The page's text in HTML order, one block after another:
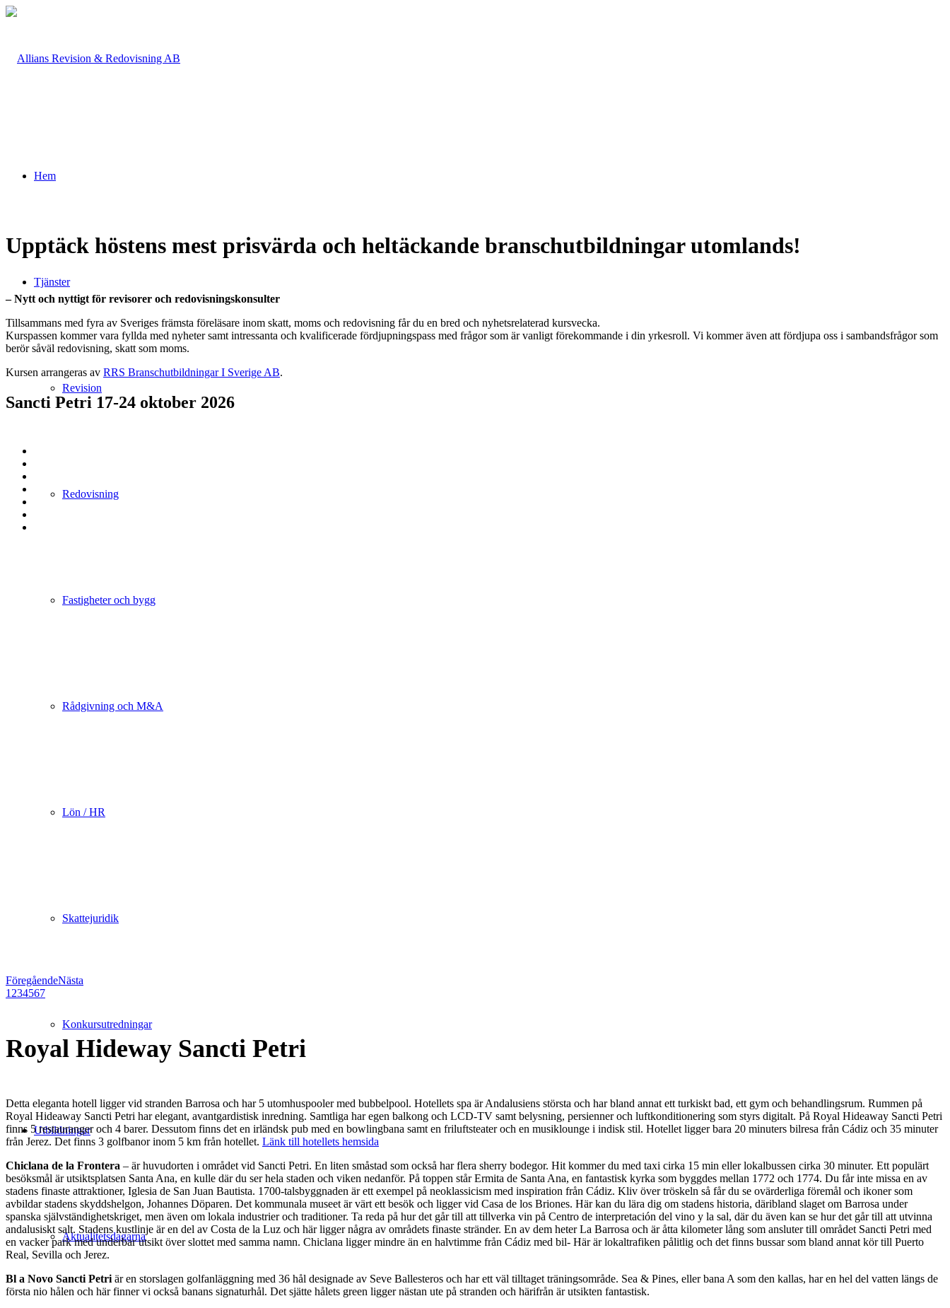
Hem
Tjänster
Revision
Redovisning
Fastigheter och bygg
Rådgivning och M&A
Lön / HR
Skattejuridik
Konkursutredningar
Utbildningar
Aktualitetsdagarna
Upptäck höstens mest prisvärda och heltäckande branschutbildningar utomlands!
– Nytt och nyttigt för revisorer och redovisningskonsulter
Tillsammans med fyra av Sveriges främsta föreläsare inom skatt, moms och redovisning får du en bred och nyhetsrelaterad kursvecka.
Kurspassen kommer vara fyllda med nyheter samt intressanta och kvalificerade fördjupningspass med frågor som är vanligt förekommande i din yrkesroll. Vi kommer även att fördjupa oss i sambandsfrågor som
berör såväl redovisning, skatt som moms.
Kursen arrangeras av RRS BranschutbildningarI Sverige AB.
Sancti Petri 17-24 oktober 2026
FöregåendeNästa
1 234567
Royal Hideway Sancti Petri
Detta eleganta hotell ligger vid stranden Barrosa och har 5 utomhuspooler med bubbelpool. Hotellets spa är Andalusiens största och har bland annat ett turkiskt bad, ett gym och behandlingsrum. Rummen på
Royal Hideaway Sancti Petri har elegant, avantgardistisk inredning. Samtliga har egen balkong och LCD-TV samt belysning, persienner och luftkonditionering som styrs digitalt. På Royal Hideaway Sancti Petri
finns 5 restauranger och 4 barer. Dessutom finns det en irländsk pub med en bowlingbana samt en friluftsteater och en musiklounge i indisk stil. Hotellet ligger bara 20 minuters bilresa från Cádiz och 35 minuter
från Jerez. Det finns 3 golfbanor inom 5 km från hotellet. Länk till hotellets hemsida
Chiclana de la Frontera – är huvudorten i området vid Sancti Petri. En liten småstad som också har flera sherry bodegor. Hit kommer du med taxi cirka 15 min eller lokalbussen cirka 30 minuter. Ett populärt
besöksmål är utsiktsplatsen Santa Ana, en kulle där du ser hela staden och viken nedanför. På toppen står Ermita de Santa Ana, en fantastisk kyrka som byggdes mellan 1772 och 1774. Du får inte missa en av
stadens finaste attraktioner, Iglesia de San Juan Bautista. 1700-talsbyggnaden är ett exempel på neoklassicism med inspiration från Cádiz. Kliv över tröskeln så får du se ovärderliga föremål och ikoner som
avbildar stadens skyddshelgon, Johannes Döparen. Det kommunala museet är värt ett besök och ligger vid Casa de los Briones. Här kan du lära dig om stadens historia, däribland slaget om Barrosa under
spanska självständighetskriget, men även om lokala industrier och traditioner. Ta reda på hur det går till att tillverka vin på Centro de interpretación del vino y la sal, där du även kan se hur det går till att utvinna
andalusiskt salt. Stadens kustlinje är en del av Costa de la Luz och här ligger några av områdets finaste stränder. En av dem heter La Barrosa och är åtta kilometer lång som ansluter till området Sancti Petri med
en vacker park med underbar utsikt över slottet med samma namn. Chiclana ligger mindre än en halvtimme från Cádiz med bil- Här är lokaltrafiken pålitlig och det finns bussar som bland annat kör till Puerto
Real, Sevilla och Jerez.
Bl a Novo Sancti Petri är en storslagen golfanläggning med 36 hål designade av Seve Ballesteros och har ett väl tilltaget träningsområde. Sea & Pines, eller bana A som den kallas, har en hel del vatten längs de
första nio hålen och här finner vi också banans signaturhål. Det sjätte hålets green ligger nästan ute på stranden och härifrån är utsikten fantastisk.